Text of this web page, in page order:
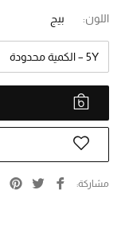
النساء
الحقائب النسائية
أحذية النسائية
الرجال
اللون: بيج
5Y – الكمية محدودة
مشاركة